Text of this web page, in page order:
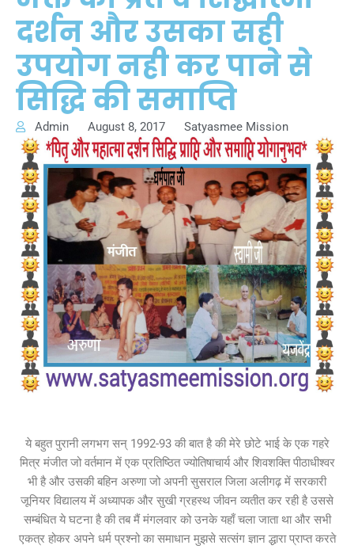
दर्शन और उसका सही
उपयोग नही कर पाने से
सिद्धि की समाप्ति
Admin August 8, 2017 Satyasmee Mission
ये बहुत पुरानी लगभग सन् 1992-93 की बात है की मेरे छोटे भाई के एक गहरे
मित्र मंजीत जो वर्तमान में एक प्रतिष्ठित ज्योतिषाचार्य और शिवशक्ति पीठाधीश्वर
भी है और उसकी बहिन अरुणा जो अपनी सुसराल जिला अलीगढ़ में सरकारी
जूनियर विद्यालय में अध्यापक और सुखी ग्रहस्थ जीवन व्यतीत कर रही है उससे
सम्बंधित ये घटना है की तब मैं मंगलवार को उनके यहाँ चला जाता था और सभी
एकत्र होकर अपने धर्म प्रश्नो का समाधान मुझसे सत्संग ज्ञान द्धारा प्राप्त करते